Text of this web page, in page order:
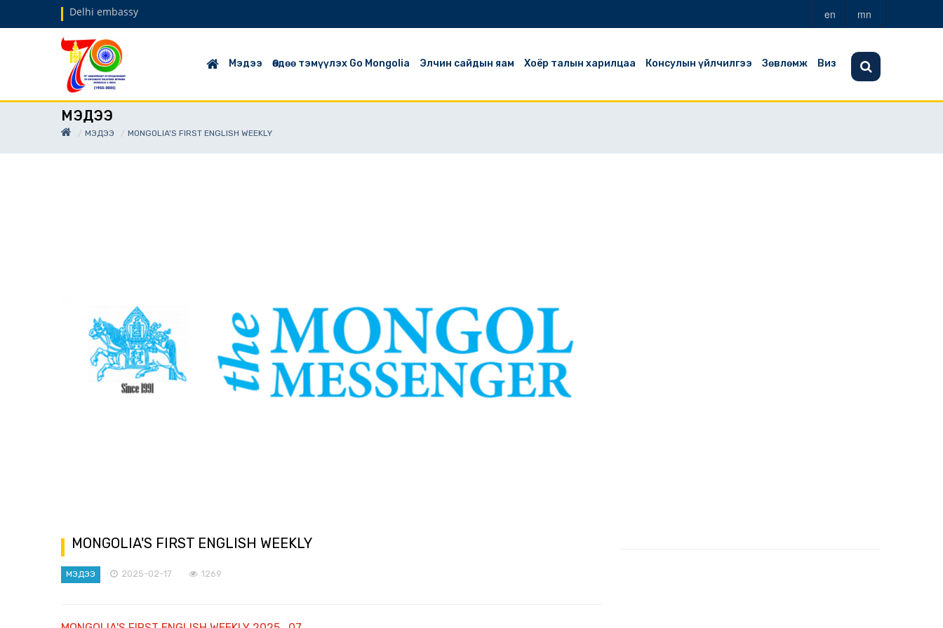
Delhi embassy en mn
Мэдээ Өөдөө тэмүүлэх Go Mongolia Элчин сайдын яам Хоёр талын харилцаа Консулын үйлчилгээ Зөвлөмж Виз
МЭДЭЭ
МЭДЭЭ MONGOLIA'S FIRST ENGLISH WEEKLY
MONGOLIA'S FIRST ENGLISH WEEKLY
МЭДЭЭ 2025-02-17 1269